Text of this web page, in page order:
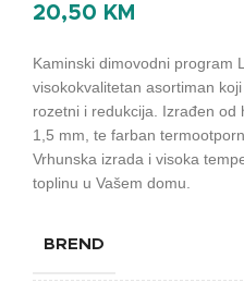
20,50 KM
Kaminski dimovodni program
visokokvalitetan asortiman
rozetni i redukcija. Izrađen od
1,5 mm, te farban
Vrhunska izrada i visoka
toplinu u Vašem domu.
BREND